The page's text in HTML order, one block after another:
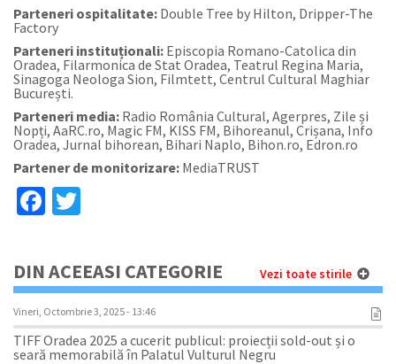
Parteneri ospitalitate: Double Tree by Hilton, Dripper-The
Factory
Parteneri instituționali: Episcopia Romano-Catolica din
Oradea, Filarmonica de Stat Oradea, Teatrul Regina Maria,
Sinagoga Neologa Sion, Filmtett, Centrul Cultural Maghiar
București.
Parteneri media: Radio România Cultural, Agerpres, Zile și
Nopți, AaRC.ro, Magic FM, KISS FM, Bihoreanul, Crișana, Info
Oradea, Jurnal bihorean, Bihari Naplo, Bihon.ro, Edron.ro
Partener de monitorizare: MediaTRUST
Facebook
DIN ACEEASI CATEGORIE
Vineri, Octombrie 3, 2025 - 13:46
TIFF Oradea 2025 a cucerit publicul: proiecții sold-out și o
seară memorabilă în Palatul Vulturul Negru
Vezi toate stirile